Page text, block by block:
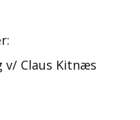
​Claus Kitnæs